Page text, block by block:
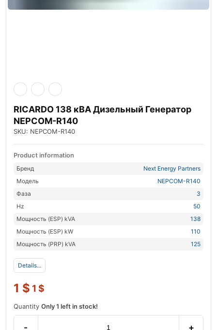
RICARDO 138 кВА Дизельный Генератор
NEPCOM-R140
SKU: NEPCOM-R140
Product information
Бренд
Next Energy Partners
Модель
NEPCOM-R140
Фаза
3
Hz
50
Мощность (ESP) kVA
138
Мощность (ESP) kW
110
Мощность (PRP) kVA
125
Details...
1 $ 1 $
Quantity Only 1 left in stock!
- +